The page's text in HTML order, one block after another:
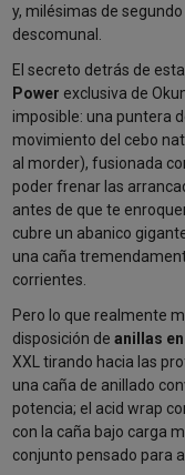
y, milésimas de
descomunal.
El secreto detrás de
Power exclusiva de
imposible: una puntera
movimiento del cebo
al morder), fusionada
poder frenar las
antes de que te
cubre un abanico
una caña
corrientes.
Pero lo que realmente
disposición de anillas
XXL tirando hacia las
una caña de anillado
potencia; el acid wrap
con la caña bajo carga
conjunto pensado para